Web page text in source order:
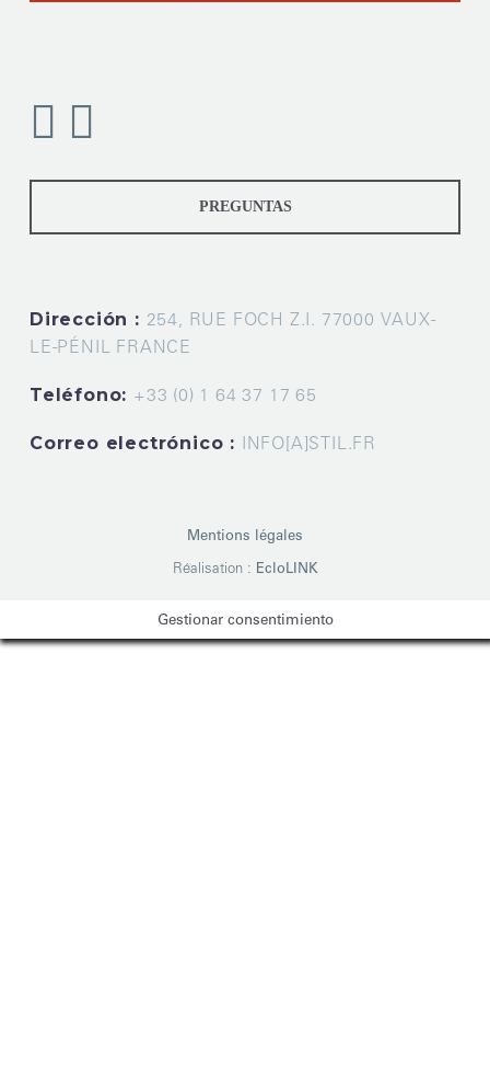
PREGUNTAS
Dirección : 254, RUE FOCH Z.I. 77000 VAUX-
LE-PÉNIL FRANCE
Teléfono: +33 (0) 1 64 37 17 65
Correo electrónico : INFO[A]STIL.FR
Mentions légales
Réalisation : EcloLINK
Gestionar consentimiento